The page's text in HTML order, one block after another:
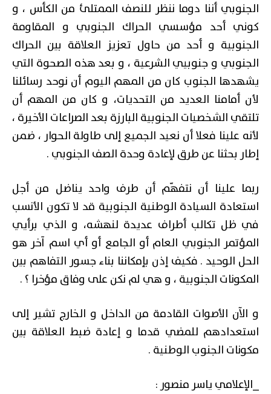
الجنوبي أننا دوما ننظر للنصف الممتلئ من الكأس ، و
كوني أحد مؤسسي الحراك الجنوبي و المقاومة
الجنوبية و أحد من حاول تعزيز العلاقة بين الحراك
الجنوبي و جنوبيي الشرعية ، و بعد هذه الصحوة التي
يشهدها الجنوب كان من المهم اليوم أن نوحد رسائلنا
لأن أمامنا العديد من التحديات، و كان من المهم أن
تلتقي الشخصيات الجنوبية البارزة بعد الصراعات الأخيرة ،
لأنه علينا فعلا أن نعيد الجميع إلى طاولة الحوار ، ضمن
إطار بحثنا عن طرق لإعادة وحدة الصف الجنوبي .
ربما علينا أن نتفهّم أن طرف واحد يناضل من أجل
استعادة السيادة الوطنية الجنوبية قد لا تكون الأنسب
في ظل تكالب أطراف عديدة لنهشه، و الذي برأيي
المؤتمر الجنوبي العام أو الجامع أو أي اسم آخر هو
الحل الوحيد . فكيف إذن بإمكاننا بناء جسور التفاهم بين
المكونات الجنوبية ، و هي لم نكن على وفاق مؤخرا ؟ .
و الآن الأصوات القادمة من الداخل و الخارج تشير إلى
استعدادهم للمضي قدما و إعادة ضبط العلاقة بين
مكونات الجنوب الوطنية .
_الإعلامي ياسر منصور :